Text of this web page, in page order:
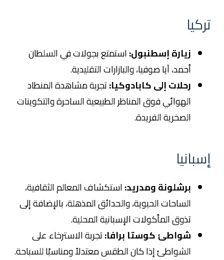
تركيا
زيارة إسطنبول:استمتع بجولات في السلطان
أحمد، آيا صوفيا، والبازارات التقليدية.
رحلات إلى كابادوكيا:تجربة مشاهدة المنطاد
الهوائي فوق المناظر الطبيعية الساحرة والتكوينات
الصخرية الفريدة.
إسبانيا
برشلونة ومدريد:استكشاف المعالم الثقافية،
الساحات الحيوية، والحدائق المذهلة، بالإضافة إلى
تذوق المأكولات الإسبانية المحلية.
شواطئ كوستا برافا:تجربة الاسترخاء على
الشواطئ إذا كان الطقس معتدلاً ومناسبًا للسباحة.